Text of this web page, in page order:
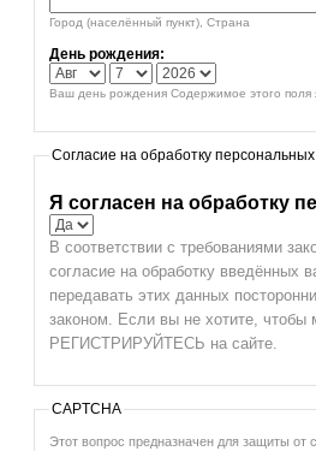
Город (населённый пункт), Страна
День рождения:
Ваш день рождения Содержимое этого поля
Согласие на обработку
Я согласен на обработку
В соответствии с требованиями
согласие на обработку
передавать этих данных
законом. Если вы не хотите,
РЕГИСТРИРУЙТЕСЬ на сайте.
CAPTCHA
Этот вопрос предназначен для защиты от